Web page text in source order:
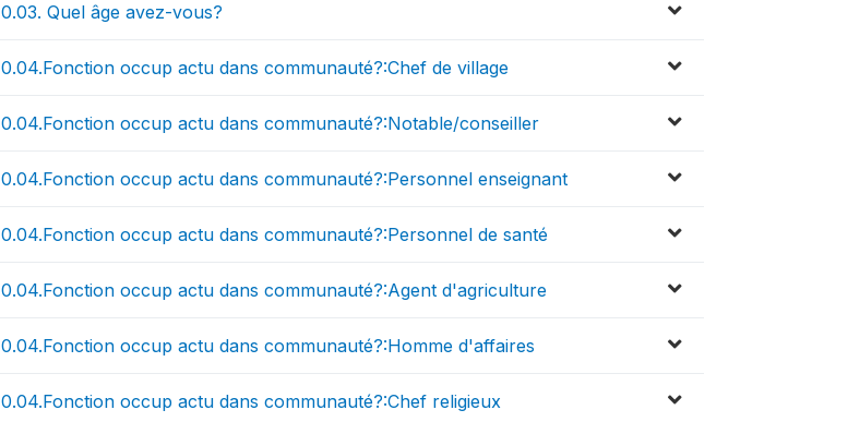
0.03. Quel âge avez-vous?
0.04.Fonction occup actu dans communauté?:Chef de village
0.04.Fonction occup actu dans communauté?:Notable/conseiller
0.04.Fonction occup actu dans communauté?:Personnel enseignant
0.04.Fonction occup actu dans communauté?:Personnel de santé
0.04.Fonction occup actu dans communauté?:Agent d'agriculture
0.04.Fonction occup actu dans communauté?:Homme d'affaires
0.04.Fonction occup actu dans communauté?:Chef religieux